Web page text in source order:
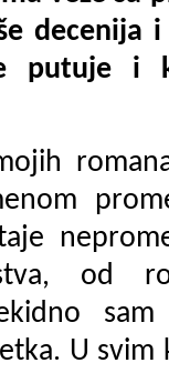
decenija
putuje i
od
U